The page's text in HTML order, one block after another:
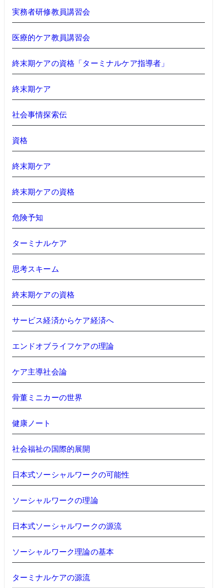
実務者研修教員講習会
医療的ケア教員講習会
終末期ケアの資格「ターミナルケア指導者」
終末期ケア
社会事情探索伝
資格
終末期ケア
終末期ケアの資格
危険予知
ターミナルケア
思考スキーム
終末期ケアの資格
サービス経済からケア経済へ
エンドオブライフケアの理論
ケア主導社会論
骨董ミニカーの世界
健康ノート
社会福祉の国際的展開
日本式ソーシャルワークの可能性
ソーシャルワークの理論
日本式ソーシャルワークの源流
ソーシャルワーク理論の基本
ターミナルケアの源流